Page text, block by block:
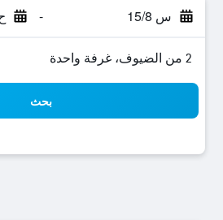
س 15/8 - ح
2 من الضيوف، غرفة واحدة
بحث